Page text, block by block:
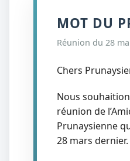
MOT DU
Réunion du 28
Chers
Nous
réunion de
Prunaysienne
28 mars dernier.